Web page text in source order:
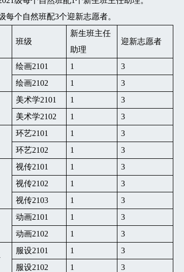
个自然班配3个迎新志愿者。
班级
新生班主任
助理
迎新志愿者
绘画2101 1
3
绘画2102 1
3
美术学2101 1
3
美术学2102 1
3
环艺2101 1
3
环艺2102 1
3
视传2101 1
3
视传2102 1
3
视传2103 1
3
动画2101 1
3
动画2102 1
3
服设2101 1
3
服设2102 1
3